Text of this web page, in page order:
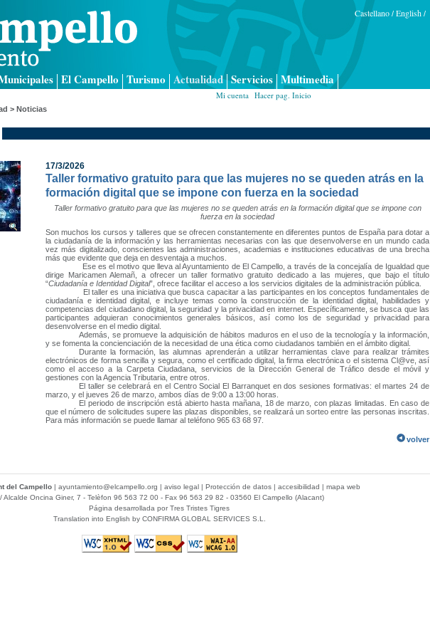
Castellano / English /
El Campello Turismo Actualidad Servicios Multimedia
Mi cuenta Hacer pag. Inicio
> Noticias
17/3/2026
Taller formativo gratuito para que las mujeres no se queden atrás en la
formación digital que se impone con fuerza en la sociedad
Taller formativo gratuito para que las mujeres no se queden atrás en la formación digital que se impone con
fuerza en la sociedad
Son muchos los cursos y talleres que se ofrecen constantemente en diferentes puntos de España para dotar a
la ciudadanía de la información y las herramientas necesarias con las que desenvolverse en un mundo cada
vez más digitalizado, conscientes las administraciones, academias e instituciones educativas de una brecha
más que evidente que deja en desventaja a muchos.
Ese es el motivo que lleva al Ayuntamiento de El Campello, a través de la concejalía de Igualdad que
dirige Maricamen Alemañ, a ofrecer un taller formativo gratuito dedicado a las mujeres, que bajo el título
“Ciudadanía e Identidad Digital”, ofrece facilitar el acceso a los servicios digitales de la administración pública.
El taller es una iniciativa que busca capacitar a las participantes en los conceptos fundamentales de
ciudadanía e identidad digital, e incluye temas como la construcción de la identidad digital, habilidades y
competencias del ciudadano digital, la seguridad y la privacidad en internet. Específicamente, se busca que las
participantes adquieran conocimientos generales básicos, así como los de seguridad y privacidad para
desenvolverse en el medio digital.
Además, se promueve la adquisición de hábitos maduros en el uso de la tecnología y la información,
y se fomenta la concienciación de la necesidad de una ética como ciudadanos también en el ámbito digital.
Durante la formación, las alumnas aprenderán a utilizar herramientas clave para realizar trámites
electrónicos de forma sencilla y segura, como el certificado digital, la firma electrónica o el sistema Cl@ve, así
como el acceso a la Carpeta Ciudadana, servicios de la Dirección General de Tráfico desde el móvil y
gestiones con la Agencia Tributaria, entre otros.
El taller se celebrará en el Centro Social El Barranquet en dos sesiones formativas: el martes 24 de
marzo, y el jueves 26 de marzo, ambos días de 9:00 a 13:00 horas.
El periodo de inscripción está abierto hasta mañana, 18 de marzo, con plazas limitadas. En caso de
que el número de solicitudes supere las plazas disponibles, se realizará un sorteo entre las personas inscritas.
Para más información se puede llamar al teléfono 965 63 68 97.
volver
del Campello | ayuntamiento@elcampello.org | aviso legal | Protección de datos | accesibilidad | mapa web
Alcalde Oncina Giner, 7 - Telèfon 96 563 72 00 - Fax 96 563 29 82 - 03560 El Campello (Alacant)
Página desarrollada por Tres Tristes Tigres
Translation into English by CONFIRMA GLOBAL SERVICES S.L.